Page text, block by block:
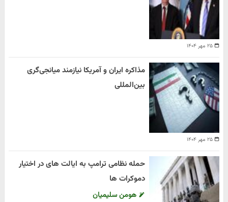
۲۵ مهر ۱۴۰۴
۲۵ مهر ۱۴۰۴
مذاکره ایران و آمریکا نیازمند میانجی‌گری
بین‌المللی
حمله نظامی ترامپ به ایالت های در اختیار
دموکرات ها
هومن سلیمیان